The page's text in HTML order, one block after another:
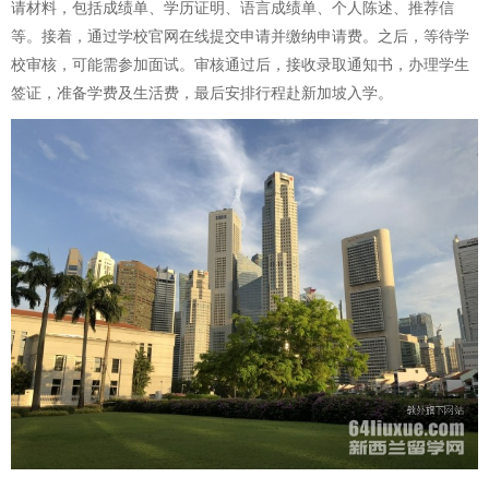
请材料，包括成绩单、学历证明、语言成绩单、个人陈述、推荐信
等。接着，通过学校官网在线提交申请并缴纳申请费。之后，等待学
校审核，可能需参加面试。审核通过后，接收录取通知书，办理学生
签证，准备学费及生活费，最后安排行程赴新加坡入学。